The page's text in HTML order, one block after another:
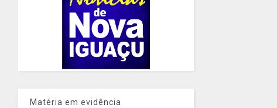
Matéria em evidência